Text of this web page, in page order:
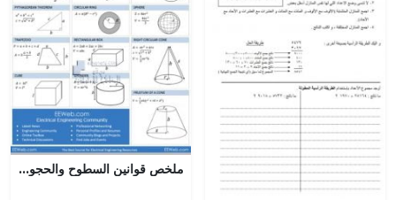
ملخص قوانين السطوح والحجوم, (رياضيات) الثاني عشر المتقدم